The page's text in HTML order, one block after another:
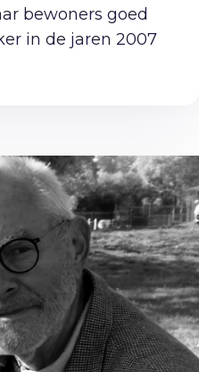
bewoners goed
in de jaren 2007